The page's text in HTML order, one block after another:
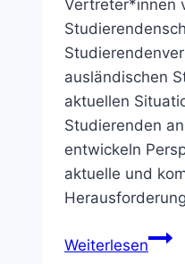
Vertreter*innen
ausländischen
aktuellen
Studierenden
entwickeln
aktuelle und
Weiterlesen